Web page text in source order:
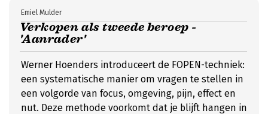
Verkopen als tweede beroep -
'Aanrader'
Emiel Mulder
Werner Hoenders introduceert de FOPEN-techniek:
een systematische manier om vragen te stellen in
een volgorde van focus, omgeving, pijn, effect en
nut. Deze methode voorkomt dat je blijft hangen in